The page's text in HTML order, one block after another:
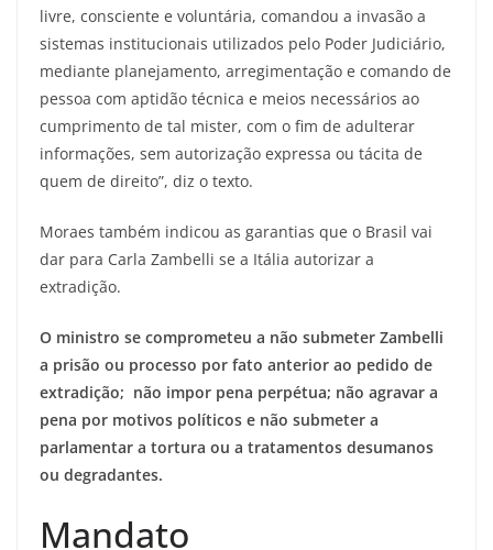
livre, consciente e voluntária, comandou a invasão a
sistemas institucionais utilizados pelo Poder Judiciário,
mediante planejamento, arregimentação e comando de
pessoa com aptidão técnica e meios necessários ao
cumprimento de tal mister, com o fim de adulterar
informações, sem autorização expressa ou tácita de
quem de direito”, diz o texto.
Moraes também indicou as garantias que o Brasil vai
dar para Carla Zambelli se a Itália autorizar a
extradição.
O ministro se comprometeu a não submeter Zambelli
a prisão ou processo por fato anterior ao pedido de
extradição; não impor pena perpétua; não agravar a
pena por motivos políticos e não submeter a
parlamentar a tortura ou a tratamentos desumanos
ou degradantes.
Mandato